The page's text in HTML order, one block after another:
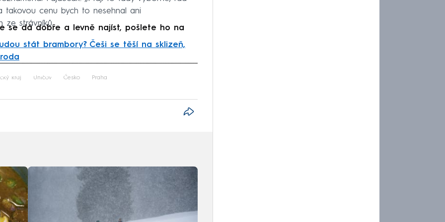
takovou cenu bych to nesehnal ani
ze strávníků.
se dá dobře a levně najíst, pošlete ho na
stát brambory? Češi se těší na sklizeň,
to fetch
kraj Uničov Česko Praha